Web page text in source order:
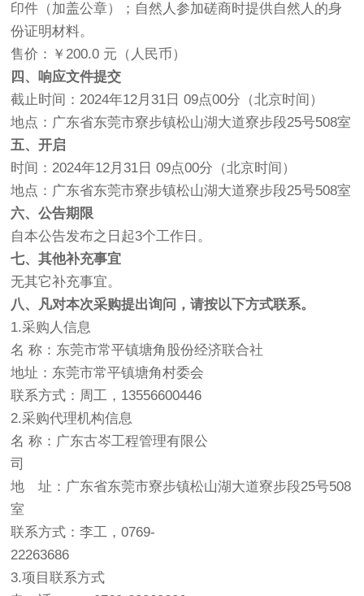
印件（加盖公章）；自然人参加磋商时提供自然人的身
份证明材料。
售价：￥200.0 元（人民币）
四、响应文件提交
截止时间：2024年12月31日 09点00分（北京时间）
地点：广东省东莞市寮步镇松山湖大道寮步段25号508室
五、开启
时间：2024年12月31日 09点00分（北京时间）
地点：广东省东莞市寮步镇松山湖大道寮步段25号508室
六、公告期限
自本公告发布之日起3个工作日。
七、其他补充事宜
无其它补充事宜。
八、凡对本次采购提出询问，请按以下方式联系。
1.采购人信息
名 称：东莞市常平镇塘角股份经济联合社
地址：东莞市常平镇塘角村委会
联系方式：周工，13556600446
2.采购代理机构信息
名 称：广东古岑工程管理有限公
司
地 址：广东省东莞市寮步镇松山湖大道寮步段25号508
室
联系方式：李工，0769-
22263686
3.项目联系方式